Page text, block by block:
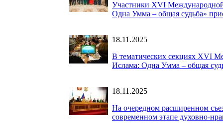
Участники XVI
Одна Умма – общая судьба»
18.11.2025
В тематических секциях XVI
Ислама: Одна Умма – общая
18.11.2025
На очередном расширенном
современном этапе духовно-